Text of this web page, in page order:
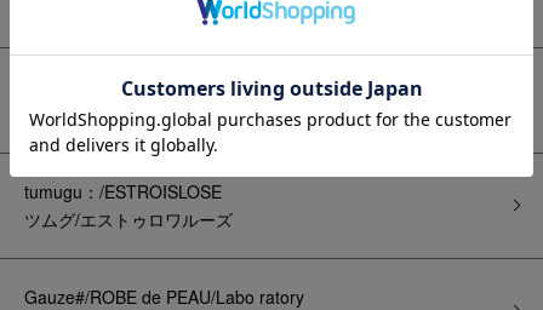
イチ
tumugu：/ESTROISLOSE
ツムグ/エストゥロワルーズ
Gauze#/ROBE de PEAU/Labo ratory